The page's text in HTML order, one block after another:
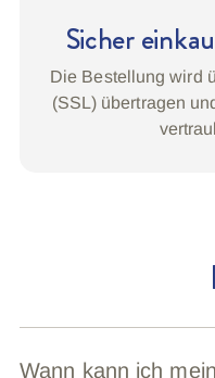
Sicher
Die Bestellung wird
(SSL) übertragen
Wann kann ich